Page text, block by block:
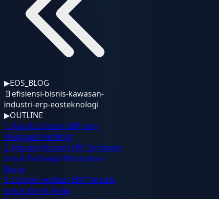
▶EOS_BLOG
📄 efisiensi-bisnis-kawasan-
industri-erp-eosteknologi
▶OUTLINE
1. Apa itu Sistem ERP dan
Mengapa Penting?
2. Macam-Macam ERP Software
untuk Berbagai Kebutuhan
Bisnis
3. Contoh Aplikasi ERP Terbaik
untuk Bisnis Anda